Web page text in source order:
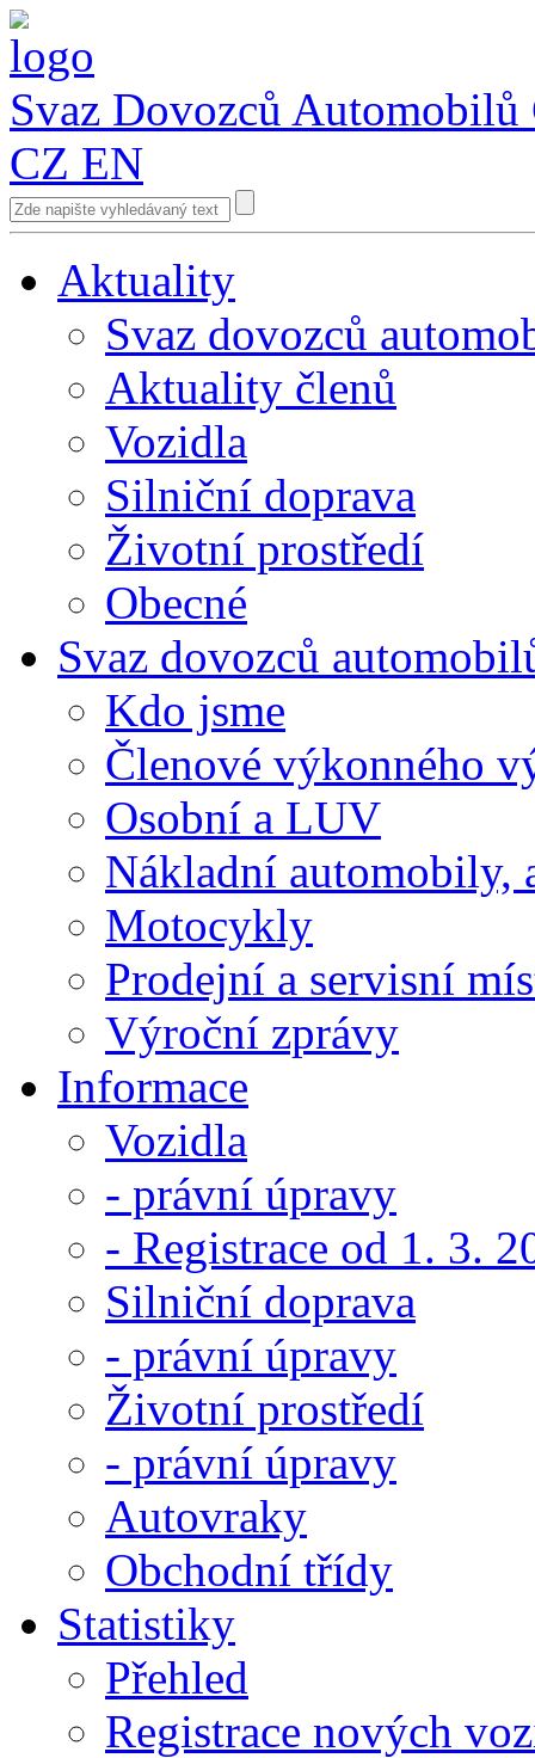
Svaz Dovozců Automobilů
CZ EN
Aktuality
Svaz dovozců
Aktuality členů
Vozidla
Silniční doprava
Životní prostředí
Obecné
Svaz dovozců
Kdo jsme
Členové výkonného
Osobní a LUV
Nákladní automobily,
Motocykly
Prodejní a servisní
Výroční zprávy
Informace
Vozidla
- právní úpravy
- Registrace od 1. 3.
Silniční doprava
- právní úpravy
Životní prostředí
- právní úpravy
Autovraky
Obchodní třídy
Statistiky
Přehled
Registrace nových